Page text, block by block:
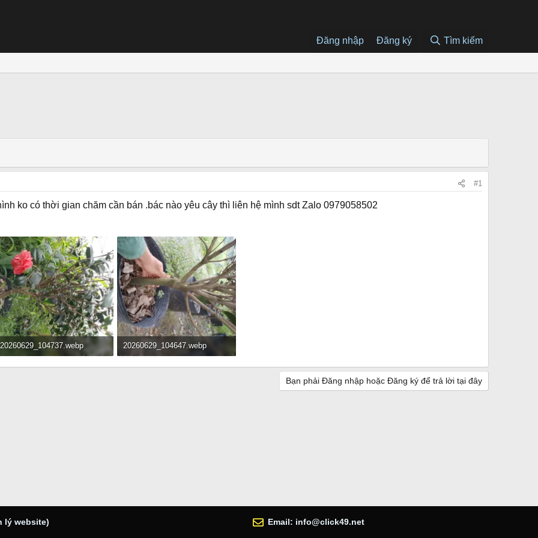
Đăng nhập Đăng ký Tìm kiếm
#1
ko có thời gian chăm cần bán .bác nào yêu cây thì liên hệ mình sdt Zalo 0979058502
20260629_104737.webp
162.3 KB · Đọc: 74
20260629_104647.webp
117 KB · Đọc: 75
Bạn phải Đăng nhập hoặc Đăng ký để trả lời tại đây
lý website) Email: info@click49.net